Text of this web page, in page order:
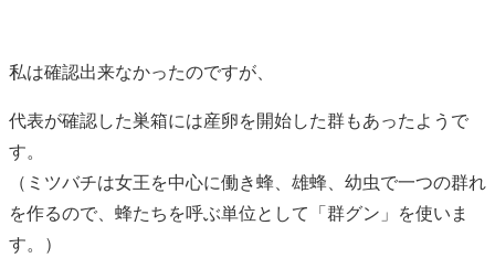
私は確認出来なかったのですが、
代表が確認した巣箱には産卵を開始した群もあったようで
す。
（ミツバチは女王を中心に働き蜂、雄蜂、幼虫で一つの群れ
を作るので、蜂たちを呼ぶ単位として「群グン」を使いま
す。）